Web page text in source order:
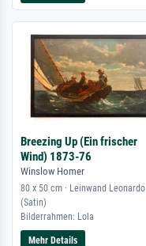
Breezing Up (Ein frischer
Wind) 1873-76
Winslow Homer
80 x 50 cm · Leinwand Leonardo
(Satin)
Bilderrahmen: Lola
Mehr Details